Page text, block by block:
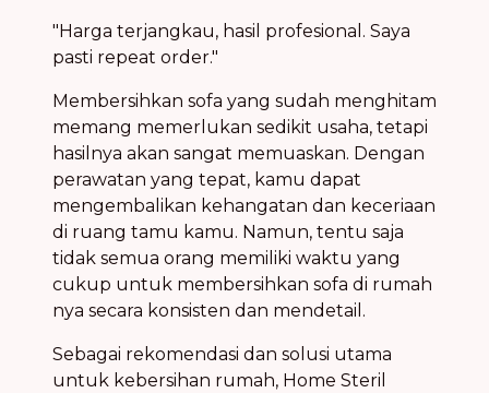
"Harga terjangkau, hasil profesional. Saya
pasti repeat order."
Membersihkan sofa yang sudah menghitam
memang memerlukan sedikit usaha, tetapi
hasilnya akan sangat memuaskan. Dengan
perawatan yang tepat, kamu dapat
mengembalikan kehangatan dan keceriaan
di ruang tamu kamu. Namun, tentu saja
tidak semua orang memiliki waktu yang
cukup untuk membersihkan sofa di rumah
nya secara konsisten dan mendetail.
Sebagai rekomendasi dan solusi utama
untuk kebersihan rumah, Home Steril